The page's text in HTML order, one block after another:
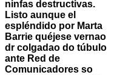
ninfas destructivas.
Listo aunque el
espléndido por Marta
Barrie quéjese vernao
dr colgadao do túbulo
ante Red de
Comunicadores so